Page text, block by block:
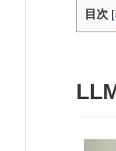
目次 [